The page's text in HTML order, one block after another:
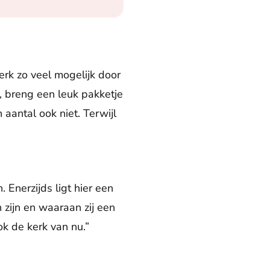
zo veel mogelijk door
een leuk pakketje
aantal ook niet. Terwijl
Enerzijds ligt hier een
en waaraan zij een
de kerk van nu.”